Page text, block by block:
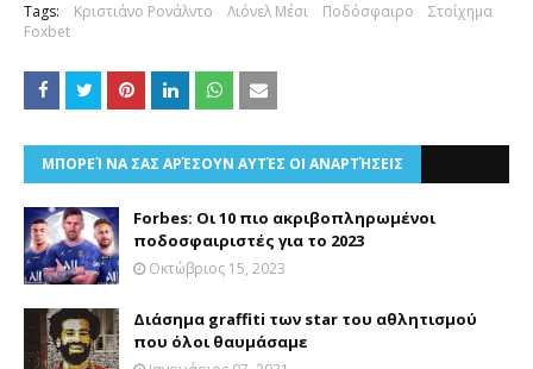
Tags: Κριστιάνο Ρονάλντο Λιόνελ Μέσι Ποδόσφαιρο
Στοίχημα
Foxbet
ΜΠΟΡΕΊ ΝΑ ΣΑΣ ΑΡΈΣΟΥΝ ΑΥΤΈΣ ΟΙ ΑΝΑΡΤΉΣΕΙΣ
Forbes: Οι 10 πιο ακριβοπληρωμένοι
ποδοσφαιριστές για το 2023
Οκτώβριος 15, 2023
Διάσημα graffiti των star του αθλητισμού
που όλοι θαυμάσαμε